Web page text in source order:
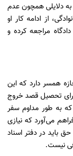
به دلایلی همچون عدم
از ادامه کار او
مراجعه کرده و
همسر دارد که این
تحصیل قصد خروج
که به طور مداوم سفر
می‌آورد که نیازی
باید در دفتر اسناد
نیست.